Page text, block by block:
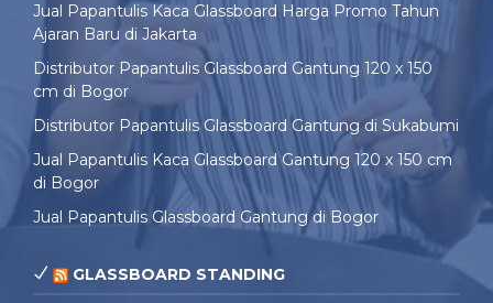
Jual Papantulis Kaca Glassboard Harga Promo Tahun
Ajaran Baru di Jakarta
Distributor Papantulis Glassboard Gantung 120 x 150
cm di Bogor
Distributor Papantulis Glassboard Gantung di Sukabumi
Jual Papantulis Kaca Glassboard Gantung 120 x 150 cm
di Bogor
Jual Papantulis Glassboard Gantung di Bogor
GLASSBOARD STANDING